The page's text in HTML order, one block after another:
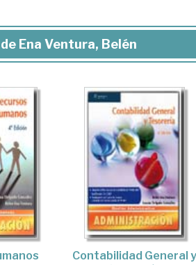
Ena Ventura, Belén
Contabilidad General y